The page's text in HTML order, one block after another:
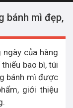
bánh mì đẹp,
ngày của hàng
bao bì, túi
bánh mì được
giới thiệu